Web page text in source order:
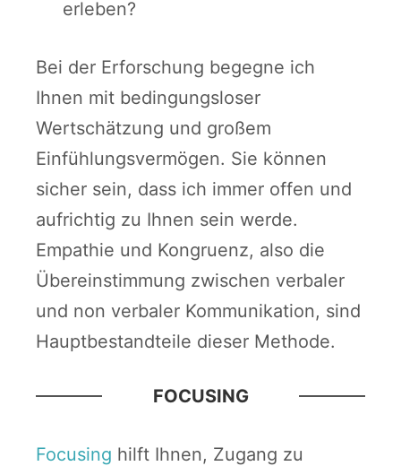
erleben?
Bei der Erforschung begegne ich
Ihnen mit bedingungsloser
Wertschätzung und großem
Einfühlungsvermögen. Sie können
sicher sein, dass ich immer offen und
aufrichtig zu Ihnen sein werde.
Empathie und Kongruenz, also die
Übereinstimmung zwischen verbaler
und non verbaler Kommunikation, sind
Hauptbestandteile dieser Methode.
FOCUSING
Focusing hilft Ihnen, Zugang zu